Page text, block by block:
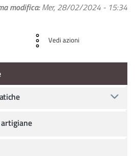
modifica Mer, 28/02/2024 - 15:34
Vedi azioni